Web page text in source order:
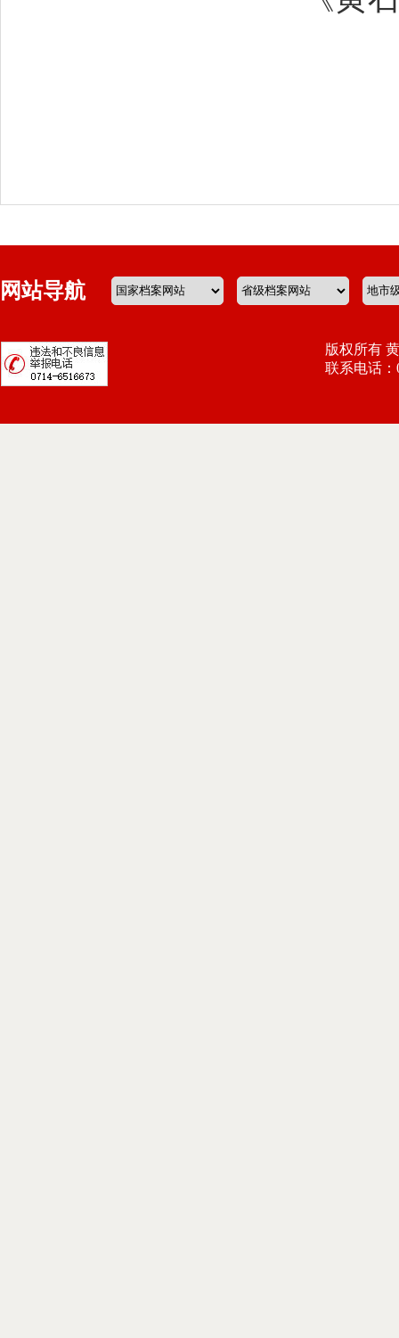
网站导航
版权所有
联系电话：